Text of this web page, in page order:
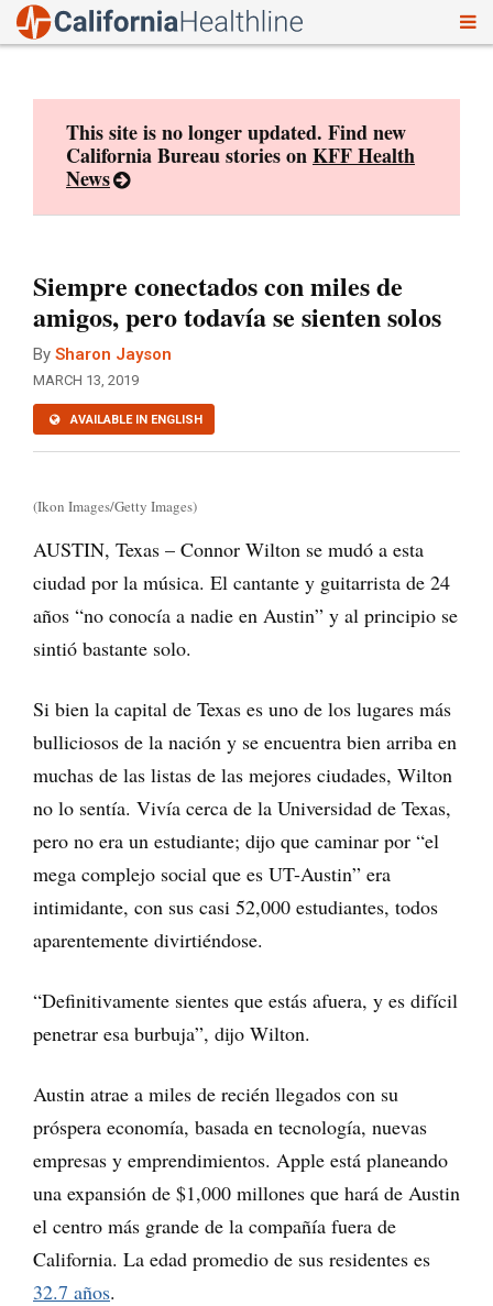
This site is no longer updated. Find new
California Bureau stories onKFF Health
News
Siempre conectados con miles de
amigos, pero todavía se sienten solos
By Sharon Jayson
MARCH 13, 2019
AVAILABLE IN ENGLISH
(Ikon Images/Getty Images)
AUSTIN, Texas – Connor Wilton se mudó a esta
ciudad por la música. El cantante y guitarrista de 24
años “no conocía a nadie en Austin” y al principio se
sintió bastante solo.
Si bien la capital de Texas es uno de los lugares más
bulliciosos de la nación y se encuentra bien arriba en
muchas de las listas de las mejores ciudades, Wilton
no lo sentía. Vivía cerca de la Universidad de Texas,
pero no era un estudiante; dijo que caminar por “el
mega complejo social que es UT-Austin” era
intimidante, con sus casi 52,000 estudiantes, todos
aparentemente divirtiéndose.
“Definitivamente sientes que estás afuera, y es difícil
penetrar esa burbuja”, dijo Wilton.
Austin atrae a miles de recién llegados con su
próspera economía, basada en tecnología, nuevas
empresas y emprendimientos. Apple está planeando
una expansión de $1,000 millones que hará de Austin
el centro más grande de la compañía fuera de
California. La edad promedio de sus residentes es
32.7 años.